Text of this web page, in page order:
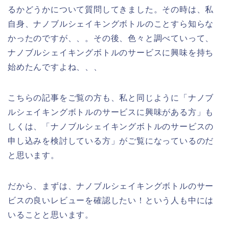
るかどうかについて質問してきました。その時は、私
自身、ナノブルシェイキングボトルのことすら知らな
かったのですが、、。その後、色々と調べていって、
ナノブルシェイキングボトルのサービスに興味を持ち
始めたんですよね、、、
こちらの記事をご覧の方も、私と同じように「ナノブ
ルシェイキングボトルのサービスに興味がある方」も
しくは、「ナノブルシェイキングボトルのサービスの
申し込みを検討している方」がご覧になっているのだ
と思います。
だから、まずは、ナノブルシェイキングボトルのサー
ビスの良いレビューを確認したい！という人も中には
いることと思います。